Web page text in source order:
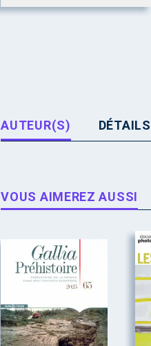
AUTEUR(S) DÉTAILS
VOUS AIMEREZ AUSSI